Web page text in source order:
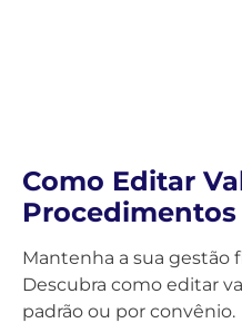
Como Editar
Procedimentos
Mantenha a sua gestão
Descubra como editar
padrão ou por convênio.